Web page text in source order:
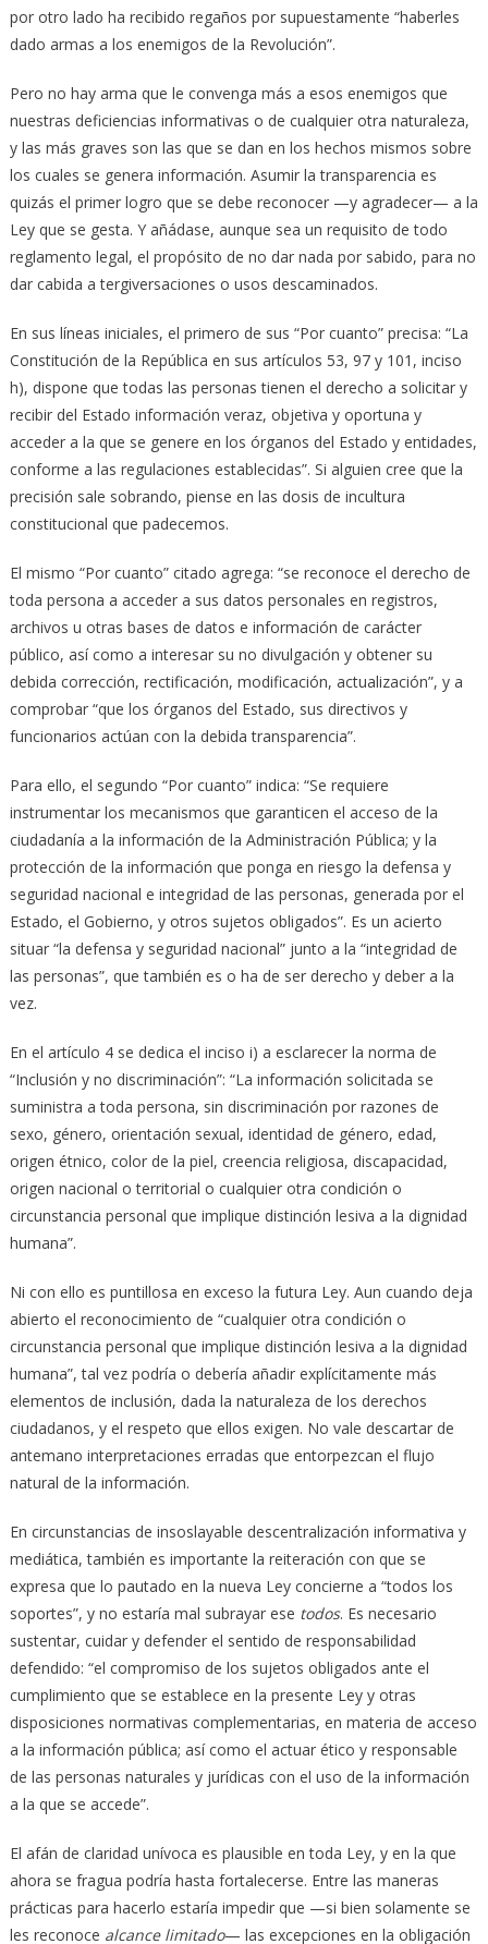
por otro lado ha recibido regaños por supuestamente “haberles
dado armas a los enemigos de la Revolución”.
Pero no hay arma que le convenga más a esos enemigos que
nuestras deficiencias informativas o de cualquier otra naturaleza,
y las más graves son las que se dan en los hechos mismos sobre
los cuales se genera información. Asumir la transparencia es
quizás el primer logro que se debe reconocer —y agradecer— a la
Ley que se gesta. Y añádase, aunque sea un requisito de todo
reglamento legal, el propósito de no dar nada por sabido, para no
dar cabida a tergiversaciones o usos descaminados.
En sus líneas iniciales, el primero de sus “Por cuanto” precisa: “La
Constitución de la República en sus artículos 53, 97 y 101, inciso
h), dispone que todas las personas tienen el derecho a solicitar y
recibir del Estado información veraz, objetiva y oportuna y
acceder a la que se genere en los órganos del Estado y entidades,
conforme a las regulaciones establecidas”. Si alguien cree que la
precisión sale sobrando, piense en las dosis de incultura
constitucional que padecemos.
El mismo “Por cuanto” citado agrega: “se reconoce el derecho de
toda persona a acceder a sus datos personales en registros,
archivos u otras bases de datos e información de carácter
público, así como a interesar su no divulgación y obtener su
debida corrección, rectificación, modificación, actualización”, y a
comprobar “que los órganos del Estado, sus directivos y
funcionarios actúan con la debida transparencia”.
Para ello, el segundo “Por cuanto” indica: “Se requiere
instrumentar los mecanismos que garanticen el acceso de la
ciudadanía a la información de la Administración Pública; y la
protección de la información que ponga en riesgo la defensa y
seguridad nacional e integridad de las personas, generada por el
Estado, el Gobierno, y otros sujetos obligados”. Es un acierto
situar “la defensa y seguridad nacional” junto a la “integridad de
las personas”, que también es o ha de ser derecho y deber a la
vez.
En el artículo 4 se dedica el inciso i) a esclarecer la norma de
“Inclusión y no discriminación”: “La información solicitada se
suministra a toda persona, sin discriminación por razones de
sexo, género, orientación sexual, identidad de género, edad,
origen étnico, color de la piel, creencia religiosa, discapacidad,
origen nacional o territorial o cualquier otra condición o
circunstancia personal que implique distinción lesiva a la dignidad
humana”.
Ni con ello es puntillosa en exceso la futura Ley. Aun cuando deja
abierto el reconocimiento de “cualquier otra condición o
circunstancia personal que implique distinción lesiva a la dignidad
humana”, tal vez podría o debería añadir explícitamente más
elementos de inclusión, dada la naturaleza de los derechos
ciudadanos, y el respeto que ellos exigen. No vale descartar de
antemano interpretaciones erradas que entorpezcan el flujo
natural de la información.
En circunstancias de insoslayable descentralización informativa y
mediática, también es importante la reiteración con que se
expresa que lo pautado en la nueva Ley concierne a “todos los
soportes”, y no estaría mal subrayar ese todos. Es necesario
sustentar, cuidar y defender el sentido de responsabilidad
defendido: “el compromiso de los sujetos obligados ante el
cumplimiento que se establece en la presente Ley y otras
disposiciones normativas complementarias, en materia de acceso
a la información pública; así como el actuar ético y responsable
de las personas naturales y jurídicas con el uso de la información
a la que se accede”.
El afán de claridad unívoca es plausible en toda Ley, y en la que
ahora se fragua podría hasta fortalecerse. Entre las maneras
prácticas para hacerlo estaría impedir que —si bien solamente se
les reconoce alcance limitado— las excepciones en la obligación